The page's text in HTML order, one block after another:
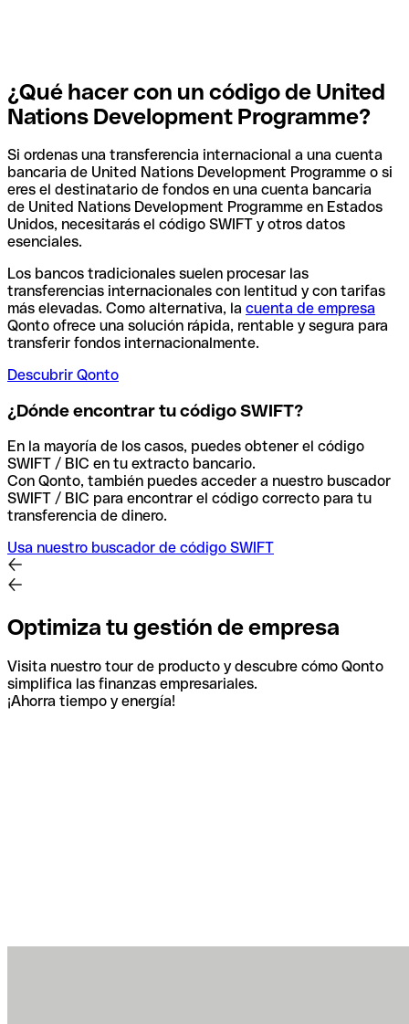
¿Qué hacer con un código de United
Nations Development Programme?
Si ordenas una transferencia internacional a una cuenta
bancaria de United Nations Development Programme o si
eres el destinatario de fondos en una cuenta bancaria
de United Nations Development Programme en Estados
Unidos, necesitarás el código SWIFT y otros datos
esenciales.
Los bancos tradicionales suelen procesar las
transferencias internacionales con lentitud y con tarifas
más elevadas. Como alternativa, la cuenta de empresa
Qonto ofrece una solución rápida, rentable y segura para
transferir fondos internacionalmente.
Descubrir Qonto
¿Dónde encontrar tu código SWIFT?
En la mayoría de los casos, puedes obtener el código
SWIFT / BIC en tu extracto bancario.
Con Qonto, también puedes acceder a nuestro buscador
SWIFT / BIC para encontrar el código correcto para tu
transferencia de dinero.
Usa nuestro buscador de código SWIFT
Optimiza tu gestión de empresa
Visita nuestro tour de producto y descubre cómo Qonto
simplifica las finanzas empresariales.
¡Ahorra tiempo y energía!